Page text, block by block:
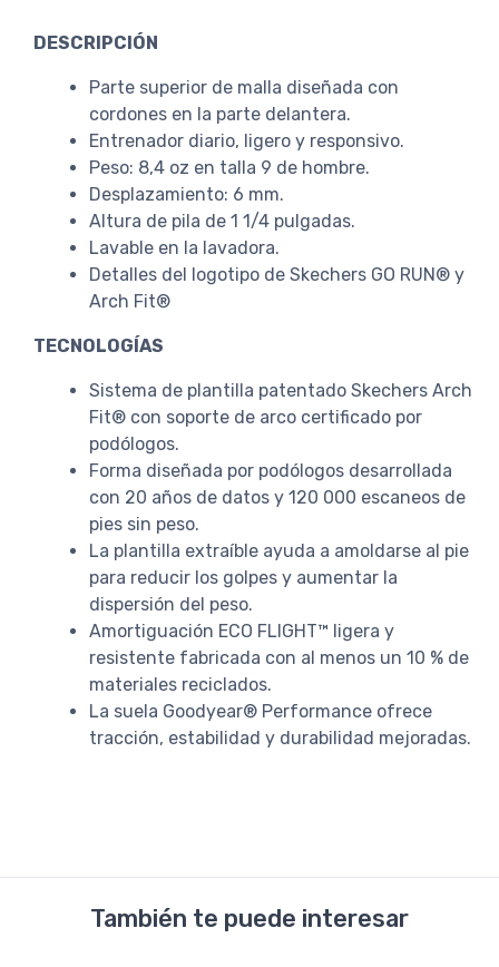
DESCRIPCIÓN
Parte superior de malla diseñada con
cordones en la parte delantera.
Entrenador diario, ligero y responsivo.
Peso: 8,4 oz en talla 9 de hombre.
Desplazamiento: 6 mm.
Altura de pila de 1 1/4 pulgadas.
Lavable en la lavadora.
Detalles del logotipo de Skechers GO RUN® y
Arch Fit®
TECNOLOGÍAS
Sistema de plantilla patentado Skechers Arch
Fit® con soporte de arco certificado por
podólogos.
Forma diseñada por podólogos desarrollada
con 20 años de datos y 120 000 escaneos de
pies sin peso.
La plantilla extraíble ayuda a amoldarse al pie
para reducir los golpes y aumentar la
dispersión del peso.
Amortiguación ECO FLIGHT™ ligera y
resistente fabricada con al menos un 10 % de
materiales reciclados.
La suela Goodyear® Performance ofrece
tracción, estabilidad y durabilidad mejoradas.
También te puede interesar